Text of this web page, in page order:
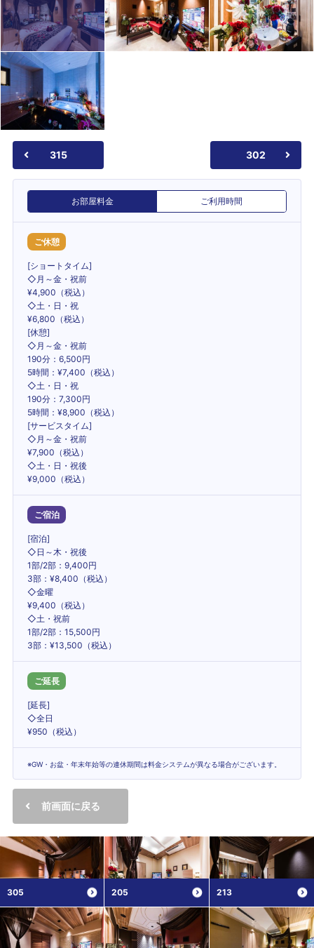
315 302
お部屋料金 ご利用時間
ご休憩
[ショートタイム]
◇月～金・祝前
¥4,900（税込）
◇土・日・祝
¥6,800（税込）
[休憩]
◇月～金・祝前
190分：6,500円
5時間：¥7,400（税込）
◇土・日・祝
190分：7,300円
5時間：¥8,900（税込）
[サービスタイム]
◇月～金・祝前
¥7,900（税込）
◇土・日・祝後
¥9,000（税込）
ご宿泊
[宿泊]
◇日～木・祝後
1部/2部：9,400円
3部：¥8,400（税込）
◇金曜
¥9,400（税込）
◇土・祝前
1部/2部：15,500円
3部：¥13,500（税込）
ご延長
[延長]
◇全日
¥950（税込）
※GW・お盆・年末年始等の連休期間は料金システムが異なる場合がございます。
前画面に戻る
305 205 213